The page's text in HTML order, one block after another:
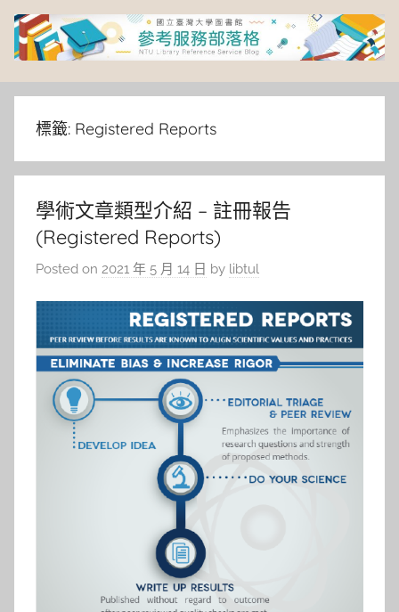
Skip
content
臺
灣
大
學
圖
書
館
標籤: Registered Reports
學術文章類型介紹 – 註冊報告
(Registered Reports)
Posted on 2021 年 5 月 14 日 by libtul